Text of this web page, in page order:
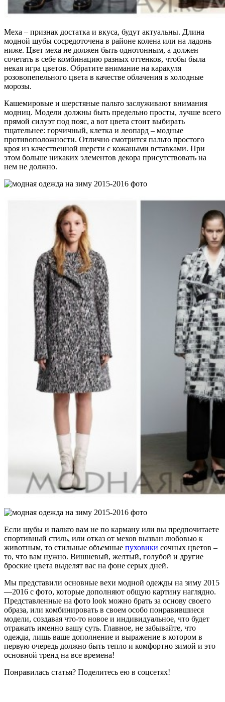
Меха – признак достатка и вкуса, будут актуальны. Длина
модной шубы сосредоточена в районе колена или на ладонь
ниже. Цвет меха не должен быть однотонным, а должен
сочетать в себе комбинацию разных оттенков, чтобы была
некая игра цветов. Обратите внимание на каракуля
розовопепельного цвета в качестве облачения в холодные
морозы.
Кашемировые и шерстяные пальто заслуживают внимания
модниц. Модели должны быть предельно просты, лучше всего
прямой силуэт под пояс, а вот цвета стоит выбирать
тщательнее: горчичный, клетка и леопард – модные
противоположности. Отлично смотрится пальто простого
кроя из качественной шерсти с кожаными вставками. При
этом больше никаких элементов декора присутствовать на
нем не должно.
Если шубы и пальто вам не по карману или вы предпочитаете
спортивный стиль, или отказ от мехов вызван любовью к
животным, то стильные объемные пуховики сочных цветов –
то, что вам нужно. Вишневый, желтый, голубой и другие
броские цвета выделят вас на фоне серых дней.
Мы представили основные вехи модной одежды на зиму 2015
—2016 с фото, которые дополняют общую картину наглядно.
Представленные на фото look можно брать за основу своего
образа, или комбинировать в своем особо понравившиеся
модели, создавая что-то новое и индивидуальное, что будет
отражать именно вашу суть. Главное, не забывайте, что
одежда, лишь ваше дополнение и выражение в котором в
первую очередь должно быть тепло и комфортно зимой и это
основной тренд на все времена!
Понравилась статья? Поделитесь ею в соцсетях!